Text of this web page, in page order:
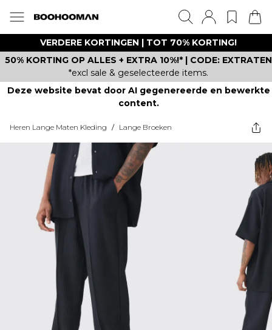
VERDERE KORTINGEN | TOT 70% KORTING!
50% KORTING OP ALLES + EXTRA 10%!* | CODE: EXTRATEN
*excl sale & geselecteerde items.
Deze website bevat door AI gegenereerde en bewerkte
content.
Heren Lange Maten Kleding / Lange Broeken